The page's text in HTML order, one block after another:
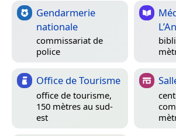
Gendarmerie
nationale
commissariat de
police
Office de Tourisme
office de tourisme,
150 mètres au sud-
est